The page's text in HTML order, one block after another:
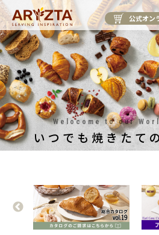
公式オン
Welocome to our
いつでも焼きたて